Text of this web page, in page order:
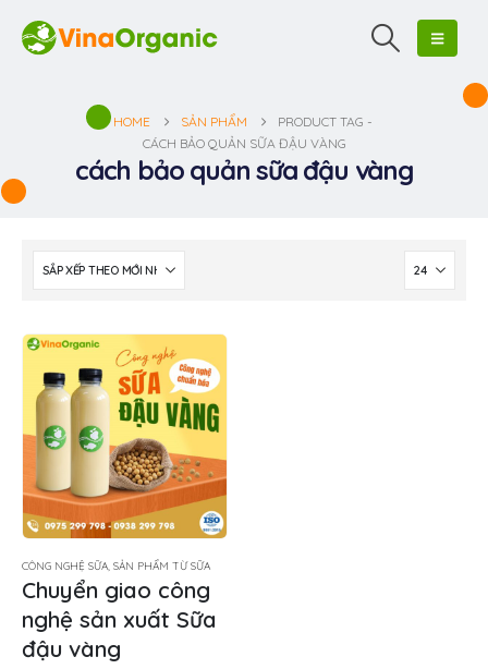
HOME SẢN PHẨM
PRODUCT TAG -
CÁCH BẢO QUẢN SỮA ĐẬU VÀNG
cách bảo quản sữa đậu vàng
CÔNG NGHỆ SỮA, SẢN PHẨM TỪ SỮA
Chuyển giao công
nghệ sản xuất Sữa
đậu vàng